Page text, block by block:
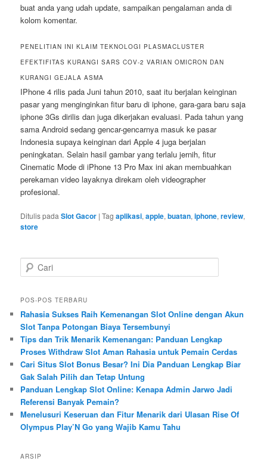
buat anda yang udah update, sampaikan pengalaman anda di
kolom komentar.
PENELITIAN INI KLAIM TEKNOLOGI PLASMACLUSTER
EFEKTIFITAS KURANGI SARS COV-2 VARIAN OMICRON DAN
KURANGI GEJALA ASMA
IPhone 4 rilis pada Juni tahun 2010, saat itu berjalan keinginan
pasar yang menginginkan fitur baru di iphone, gara-gara baru saja
iphone 3Gs dirilis dan juga dikerjakan evaluasi. Pada tahun yang
sama Android sedang gencar-gencarnya masuk ke pasar
Indonesia supaya keinginan dari Apple 4 juga berjalan
peningkatan. Selain hasil gambar yang terlalu jernih, fitur
Cinematic Mode di iPhone 13 Pro Max ini akan membuahkan
perekaman video layaknya direkam oleh videographer
profesional.
Ditulis pada Slot Gacor |Tag aplikasi,apple,buatan,iphone,review,
store
a
iPOS-POS TERBARU
Rahasia Sukses Raih Kemenangan Slot Online dengan Akun
Slot Tanpa Potongan Biaya Tersembunyi
Tips dan Trik Menarik Kemenangan: Panduan Lengkap
Proses Withdraw Slot Aman Rahasia untuk Pemain Cerdas
Cari Situs Slot Bonus Besar? Ini Dia Panduan Lengkap Biar
Gak Salah Pilih dan Tetap Untung
Panduan Lengkap Slot Online: Kenapa Admin Jarwo Jadi
Referensi Banyak Pemain?
Menelusuri Keseruan dan Fitur Menarik dari Ulasan Rise Of
Olympus Play’N Go yang Wajib Kamu Tahu
ARSIP